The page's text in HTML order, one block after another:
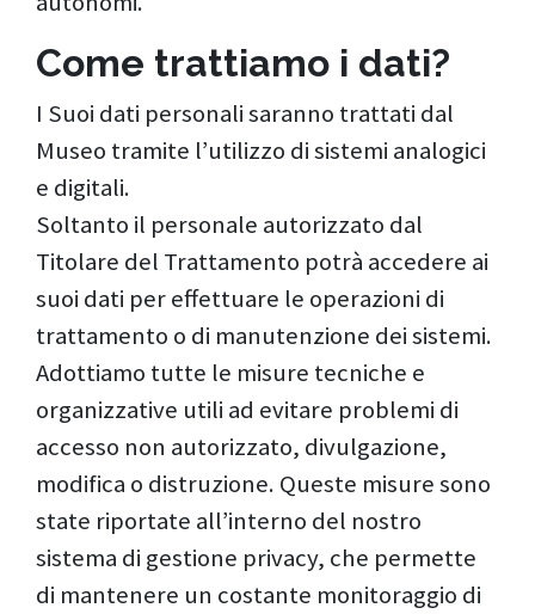
Come trattiamo i dati?
I Suoi dati personali saranno trattati dal
Museo tramite l’utilizzo di sistemi analogici
e digitali.
Soltanto il personale autorizzato dal
Titolare del Trattamento potrà accedere ai
suoi dati per effettuare le operazioni di
trattamento o di manutenzione dei sistemi.
Adottiamo tutte le misure tecniche e
organizzative utili ad evitare problemi di
accesso non autorizzato, divulgazione,
modifica o distruzione. Queste misure sono
state riportate all’interno del nostro
sistema di gestione privacy, che permette
di mantenere un costante monitoraggio di